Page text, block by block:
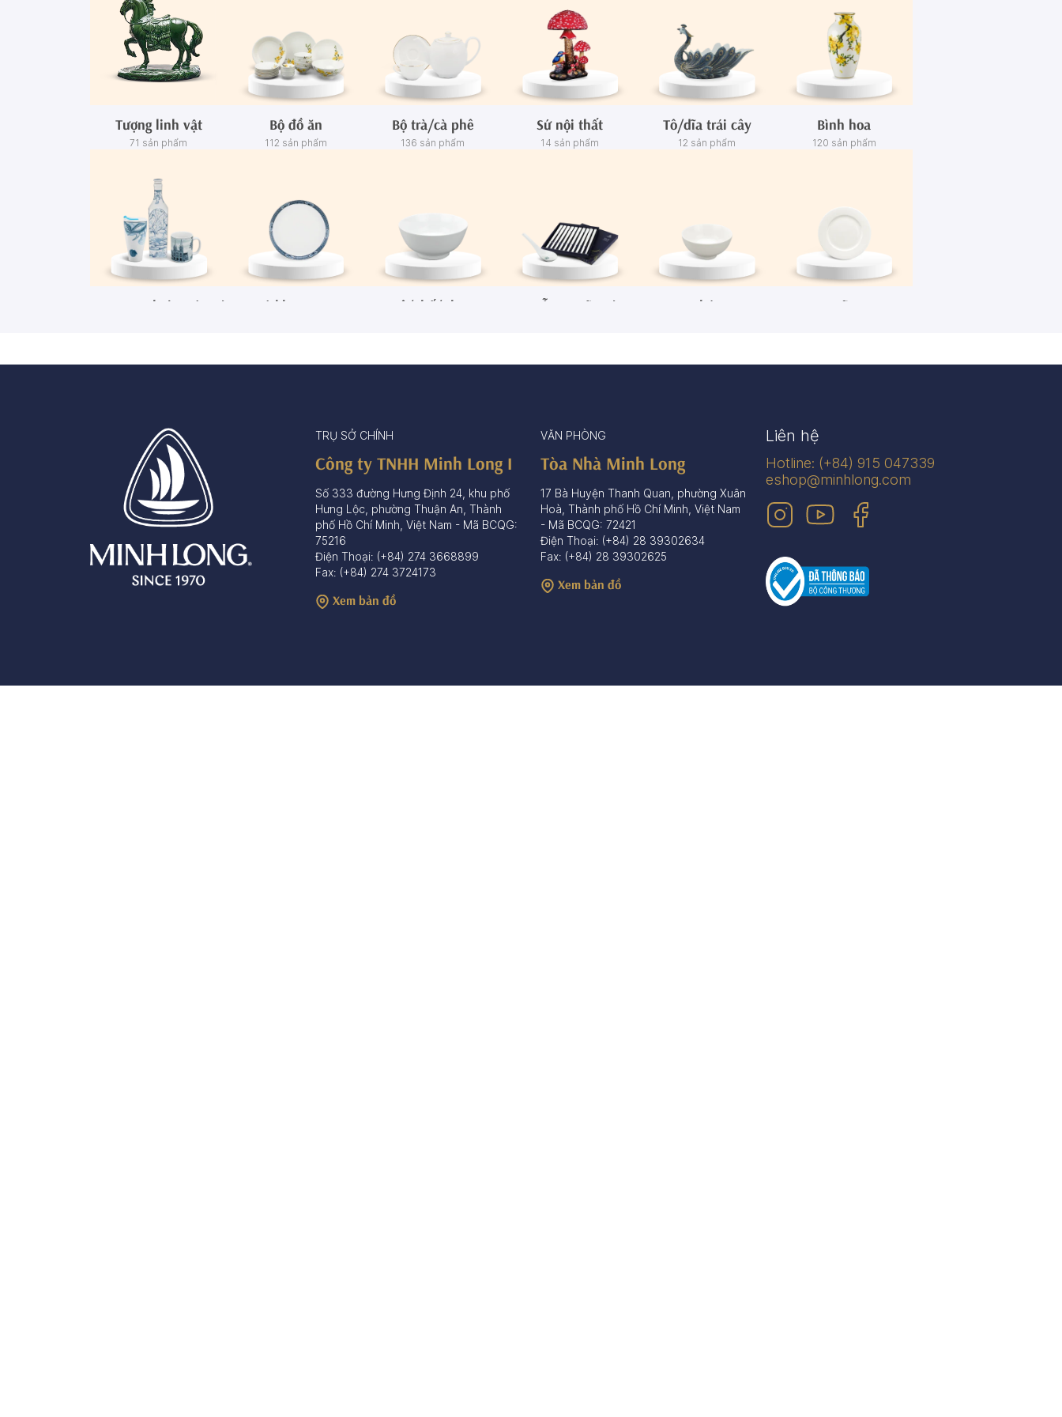
Tượng linh vật
71 sản phẩm
Bộ đồ ăn
112 sản phẩm
Bộ trà/cà phê
136 sản phẩm
Sứ nội thất
14 sản phẩm
Tô/dĩa trái cây
12 sản phẩm
Bình hoa
120 sản phẩm
Ca - Ly - Chai - Hộp sứ Bộ khay rượu Tô/Thố/Khay Muỗng - Đũa sứ Chén Dĩa
TRỤ SỞ CHÍNH
Công ty TNHH Minh Long I
Số 333 đường Hưng Định 24, khu phố
Hưng Lộc, phường Thuận An, Thành
phố Hồ Chí Minh, Việt Nam - Mã BCQG:
75216
Điện Thoại: (+84) 274 3668899
Fax: (+84) 274 3724173
Xem bản đồ
VĂN PHÒNG
Tòa Nhà Minh Long
17 Bà Huyện Thanh Quan, phường Xuân
Hoà, Thành phố Hồ Chí Minh, Việt Nam
- Mã BCQG: 72421
Điện Thoại: (+84) 28 39302634
Fax: (+84) 28 39302625
Xem bản đồ
Liên hệ
Hotline: (+84) 915 047339
eshop@minhlong.com